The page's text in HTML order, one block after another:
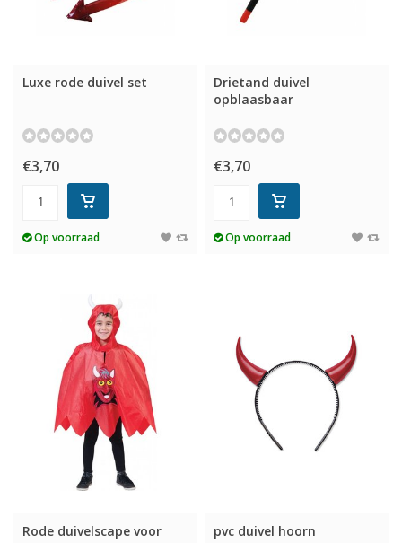
Luxe rode duivel set
€3,70
Op voorraad
Drietand duivel
opblaasbaar
€3,70
Op voorraad
Rode duivelscape voor
pvc duivel hoorn